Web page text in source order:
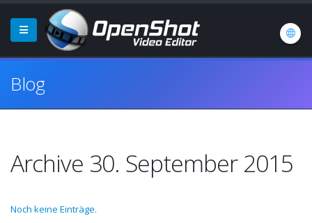
Blog
Archive 30. September 2015
Noch keine Einträge.